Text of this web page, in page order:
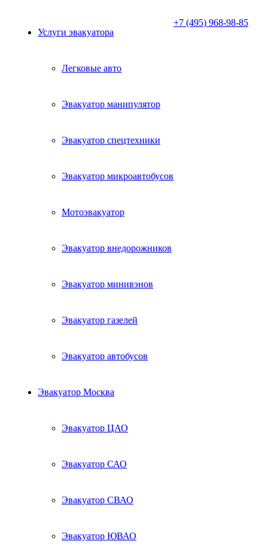
Услуги эвакуатора
Легковые авто
Эвакуатор манипулятор
Эвакуатор спецтехники
Эвакуатор микроавтобусов
Мотоэвакуатор
Эвакуатор внедорожников
Эвакуатор минивэнов
Эвакуатор газелей
Эвакуатор автобусов
Эвакуатор Москва
Эвакуатор ЦАО
Эвакуатор САО
Эвакуатор СВАО
Эвакуатор ЮВАО
+7 (495) 968-98-85